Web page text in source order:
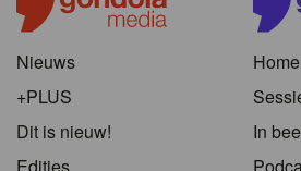
Nieuws
+PLUS
Dit is nieuw!
Edities
Home
In